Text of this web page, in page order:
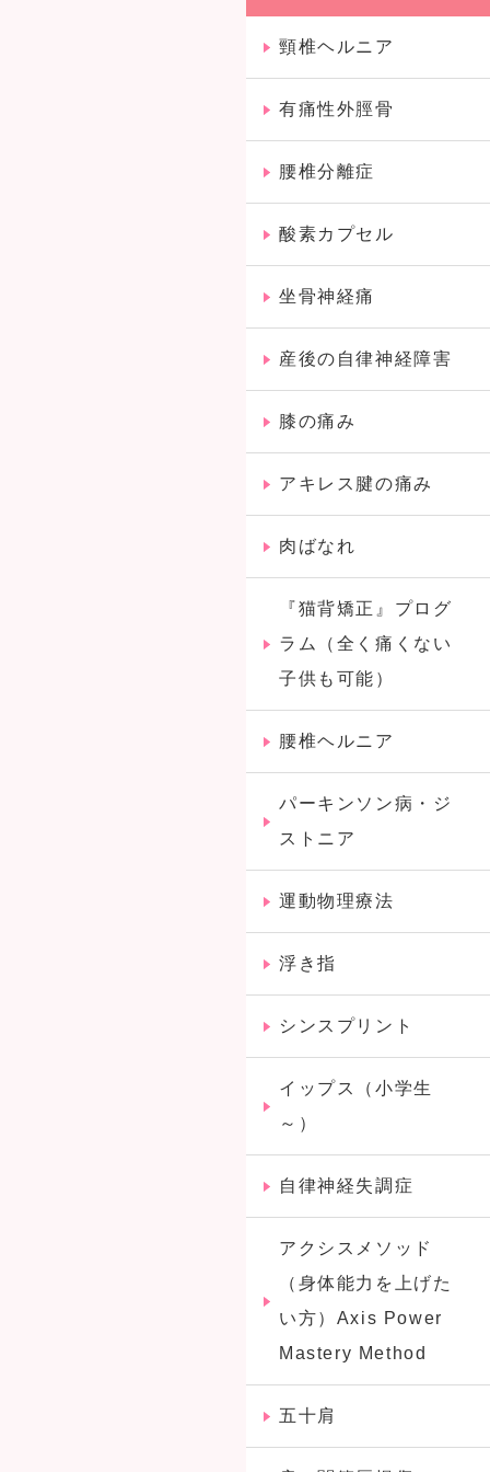
頸椎ヘルニア
有痛性外脛骨
腰椎分離症
酸素カプセル
坐骨神経痛
産後の自律神経障害
膝の痛み
アキレス腱の痛み
肉ばなれ
『猫背矯正』プログ
ラム（全く痛くない
子供も可能）
腰椎ヘルニア
パーキンソン病・ジ
ストニア
運動物理療法
浮き指
シンスプリント
イップス（小学生
～）
自律神経失調症
アクシスメソッド
（身体能力を上げた
い方）Axis Power
Mastery Method
五十肩